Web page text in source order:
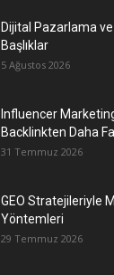
Dijital Pazarlama
Başlıklar
5 Ağustos 2026
Influencer
Backlinkten Daha
31 Temmuz 2026
GEO Stratejileriyle
Yöntemleri
29 Temmuz 2026